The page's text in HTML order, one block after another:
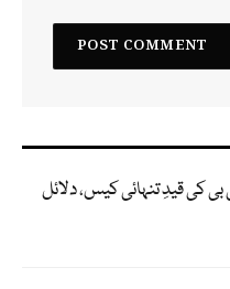
بی کی قیدِ تنہائی کیس، دلائل